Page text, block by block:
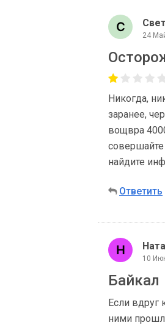
24
Никогда,
заранее,
вощвра
найдите
Ответить
10
Байкал
Если вдруг
ними